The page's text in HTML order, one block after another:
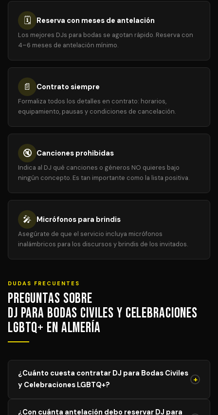
🗓️ Reserva con meses de antelación
Los mejores DJs para bodas se agotan rápido. Reserva con
4–6 meses de antelación mínimo.
📄 Contrato siempre
Formaliza todos los detalles en contrato: horarios,
equipamiento, pausas y condiciones de cancelación.
🔇 Canciones prohibidas
Indica al DJ qué canciones o géneros NO quieres bajo
ningún concepto. Es tan importante como la lista positiva.
🎤 Micrófonos para brindis
Asegúrate de que el servicio incluya micrófonos
inalámbricos para los discursos y brindis de los invitados.
DUDAS FRECUENTES
Preguntas sobre
DJ para Bodas Civiles y Celebraciones
LGBTQ+ en Almería
¿Cuánto cuesta contratar DJ para Bodas Civiles
y Celebraciones LGBTQ+?
+
¿Con cuánta antelación debo reservar DJ para